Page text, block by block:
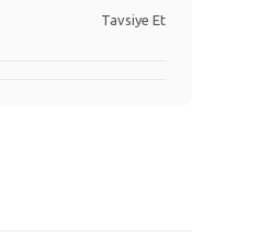
Tavsiye Et